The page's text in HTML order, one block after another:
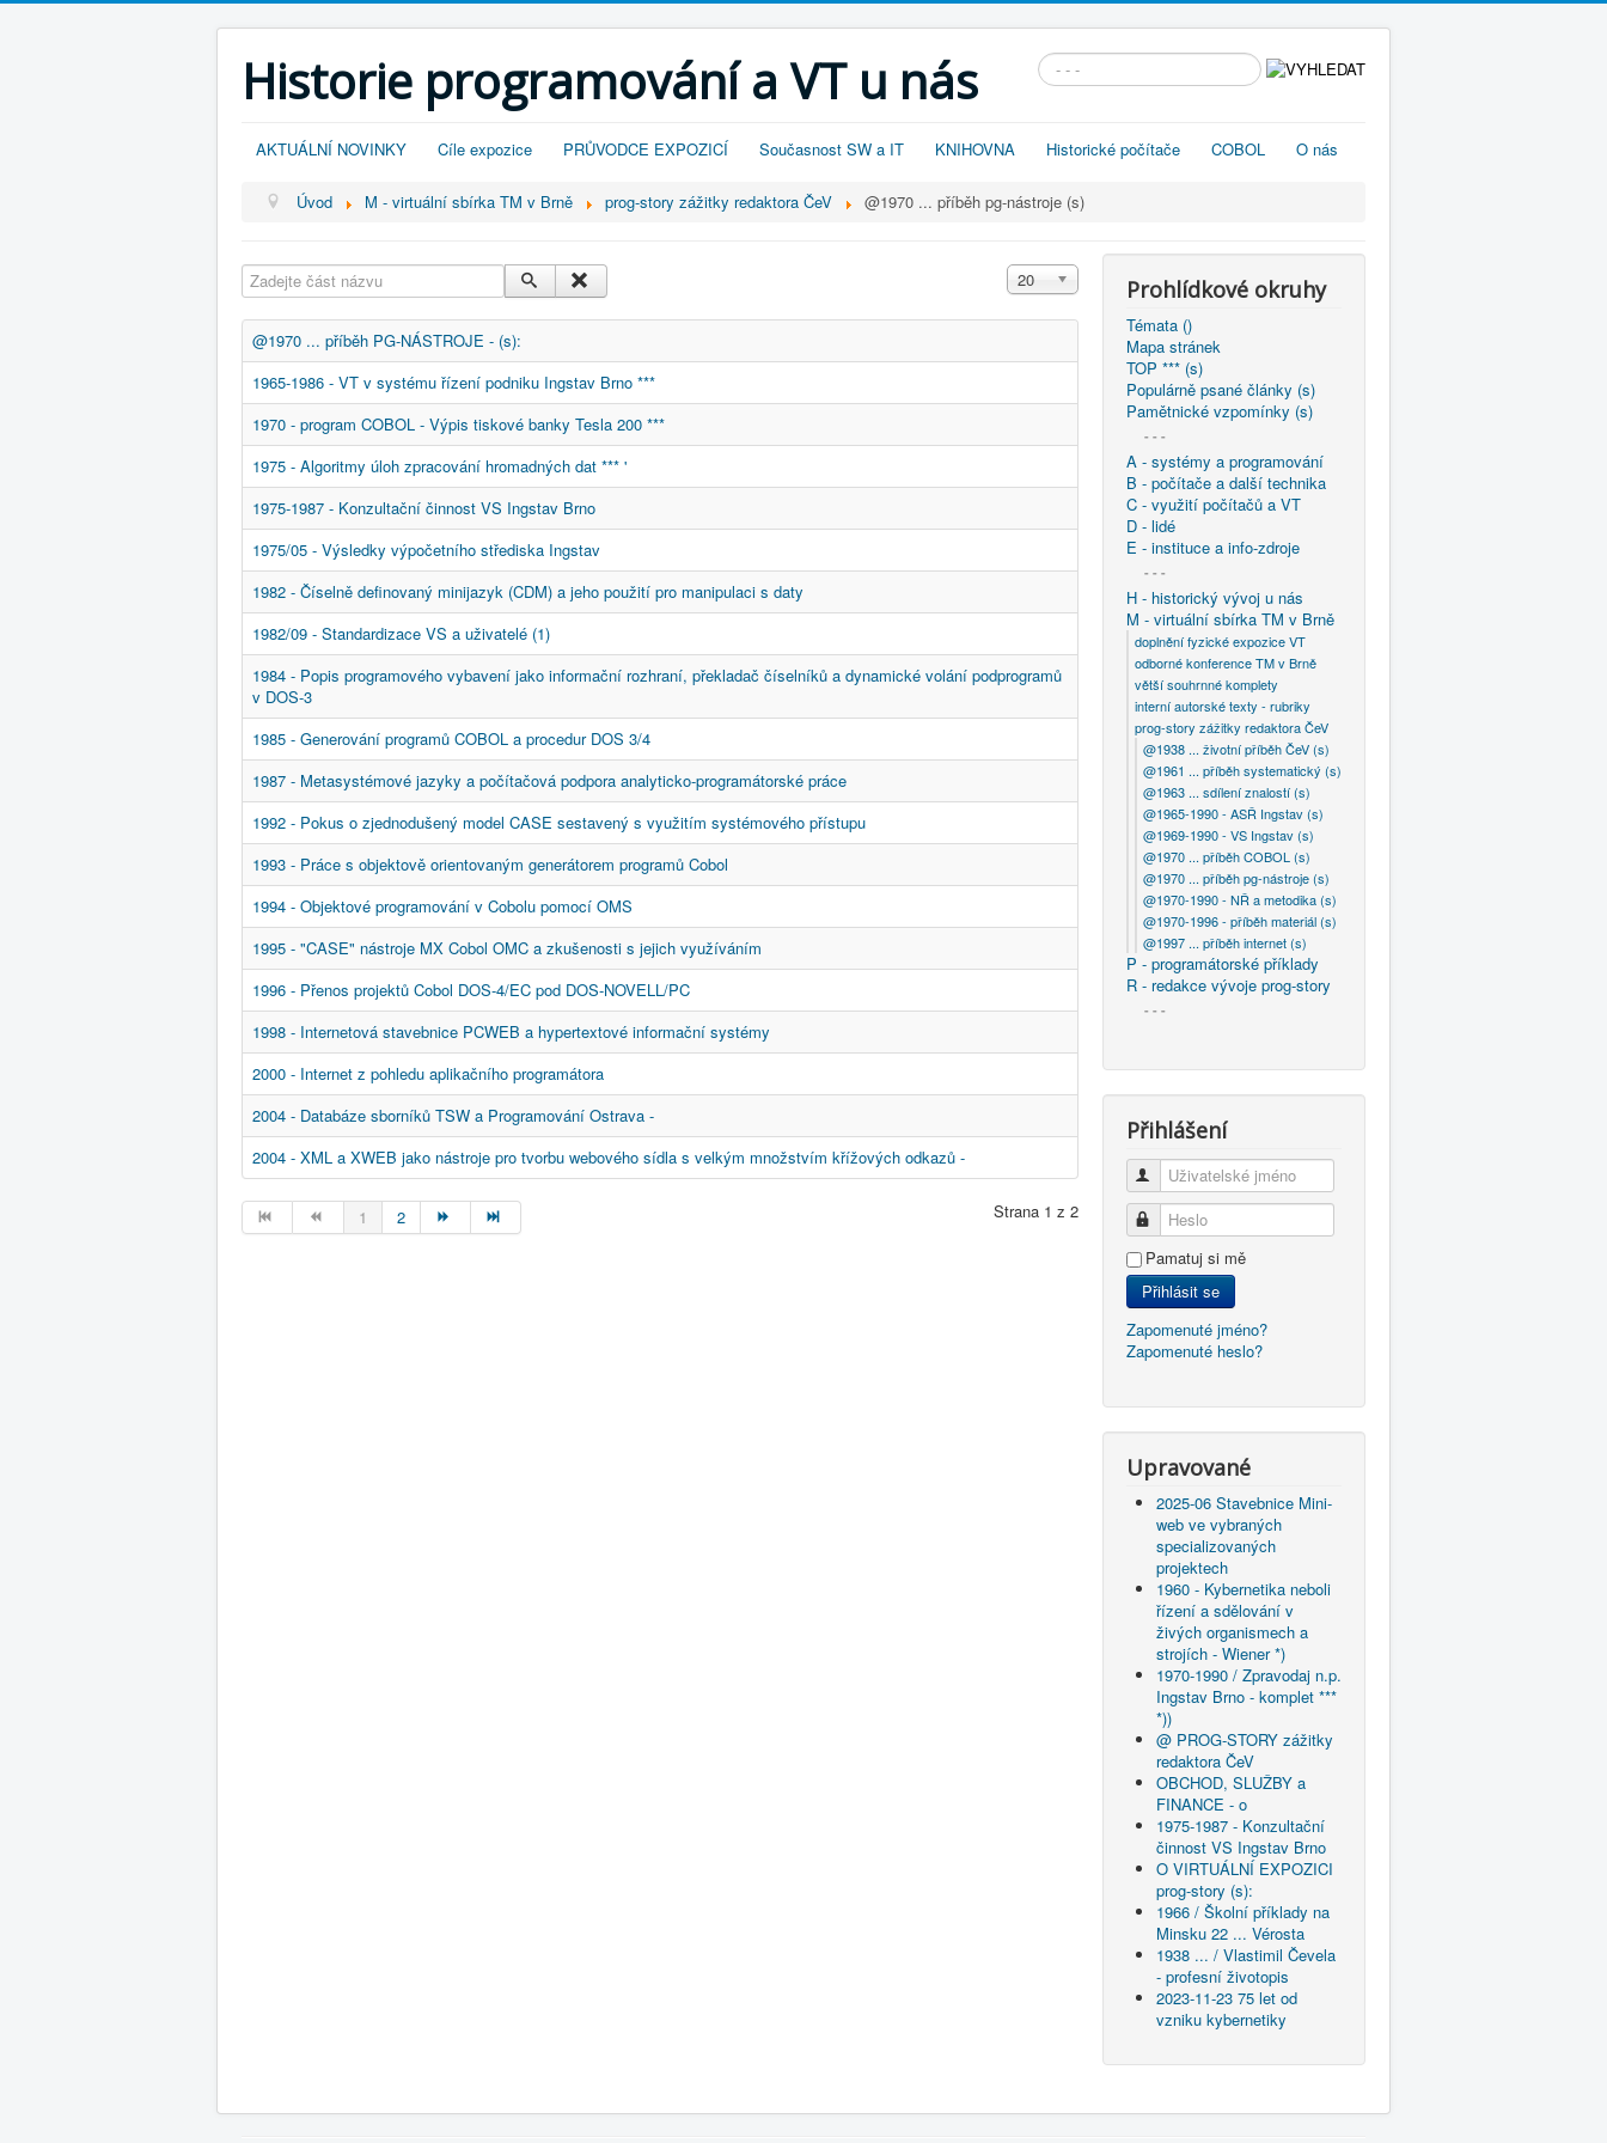
Historie programování a VT u nás Vyhledávání...
AKTUÁLNÍ NOVINKY Cíle expozice PRŮVODCE EXPOZICÍ Současnost SW a IT KNIHOVNA Historické počítače COBOL O nás
Úvod M - virtuální sbírka TM v Brně prog-story zážitky redaktora ČeV @1970 ... příběh pg-nástroje (s)
Zadejte část názvu Zobrazit
20
@1970 ... příběh PG-NÁSTROJE - (s):
1965-1986 - VT v systému řízení podniku Ingstav Brno ***
1970 - program COBOL - Výpis tiskové banky Tesla 200 ***
1975 - Algoritmy úloh zpracování hromadných dat *** '
1975-1987 - Konzultační činnost VS Ingstav Brno
1975/05 - Výsledky výpočetního střediska Ingstav
1982 - Číselně definovaný minijazyk (CDM) a jeho použití pro manipulaci s daty
1982/09 - Standardizace VS a uživatelé (1)
1984 - Popis programového vybavení jako informační rozhraní, překladač číselníků a dynamické volání podprogramů
v DOS-3
1985 - Generování programů COBOL a procedur DOS 3/4
1987 - Metasystémové jazyky a počítačová podpora analyticko-programátorské práce
1992 - Pokus o zjednodušený model CASE sestavený s využitím systémového přístupu
1993 - Práce s objektově orientovaným generátorem programů Cobol
1994 - Objektové programování v Cobolu pomocí OMS
1995 - "CASE" nástroje MX Cobol OMC a zkušenosti s jejich využíváním
1996 - Přenos projektů Cobol DOS-4/EC pod DOS-NOVELL/PC
1998 - Internetová stavebnice PCWEB a hypertextové informační systémy
2000 - Internet z pohledu aplikačního programátora
2004 - Databáze sborníků TSW a Programování Ostrava -
2004 - XML a XWEB jako nástroje pro tvorbu webového sídla s velkým množstvím křížových odkazů -
Strana 1 z 2
1 2
Prohlídkové okruhy
Témata ()
Mapa stránek
TOP *** (s)
Populárně psané články (s)
Pamětnické vzpomínky (s)
- - -
A - systémy a programování
B - počítače a další technika
C - využití počítačů a VT
D - lidé
E - instituce a info-zdroje
- - -
H - historický vývoj u nás
M - virtuální sbírka TM v Brně
doplnění fyzické expozice VT
odborné konference TM v Brně
větší souhrnné komplety
interní autorské texty - rubriky
prog-story zážitky redaktora ČeV
@1938 ... životní příběh ČeV (s)
@1961 ... příběh systematický (s)
@1963 ... sdílení znalostí (s)
@1965-1990 - ASŘ Ingstav (s)
@1969-1990 - VS Ingstav (s)
@1970 ... příběh COBOL (s)
@1970 ... příběh pg-nástroje (s)
@1970-1990 - NŘ a metodika (s)
@1970-1996 - příběh materiál (s)
@1997 ... příběh internet (s)
P - programátorské příklady
R - redakce vývoje prog-story
- - -
Přihlášení
Uživatelské jméno
Heslo
Pamatuj si mě
Přihlásit se
Zapomenuté jméno?
Zapomenuté heslo?
Upravované
2025-06 Stavebnice Mini-
web ve vybraných
specializovaných
projektech
1960 - Kybernetika neboli
řízení a sdělování v
živých organismech a
strojích - Wiener *)
1970-1990 / Zpravodaj n.p.
Ingstav Brno - komplet ***
*))
@ PROG-STORY zážitky
redaktora ČeV
OBCHOD, SLUŽBY a
FINANCE - o
1975-1987 - Konzultační
činnost VS Ingstav Brno
O VIRTUÁLNÍ EXPOZICI
prog-story (s):
1966 / Školní příklady na
Minsku 22 ... Vérosta
1938 ... / Vlastimil Čevela
- profesní životopis
2023-11-23 75 let od
vzniku kybernetiky